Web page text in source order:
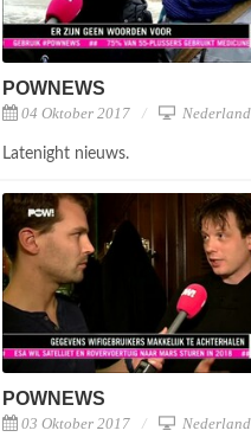
POWNEWS
04 Oktober 2017
Latenight nieuws.
POWNEWS
03 Oktober 2017